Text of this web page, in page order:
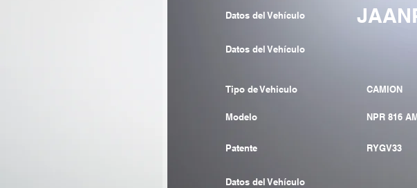
Datos del Vehículo
Datos del Vehículo
Tipo de Vehiculo
Modelo
Patente
CAMION
NPR 816
RYGV33
Datos del Vehículo